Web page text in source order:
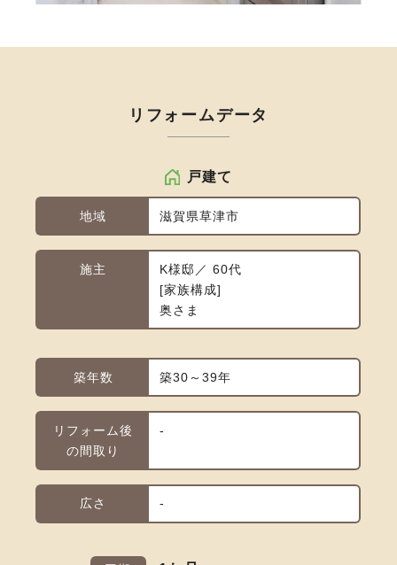
リフォームデータ
戸建て
地域 滋賀県草津市
施主
K様邸／ 60代
家族構成
奥さま
築年数 築30～39年
リフォーム後
の間取り
-
広さ -